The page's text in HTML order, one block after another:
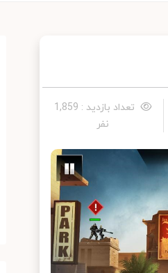
تعداد بازدید : 1,859
نفر